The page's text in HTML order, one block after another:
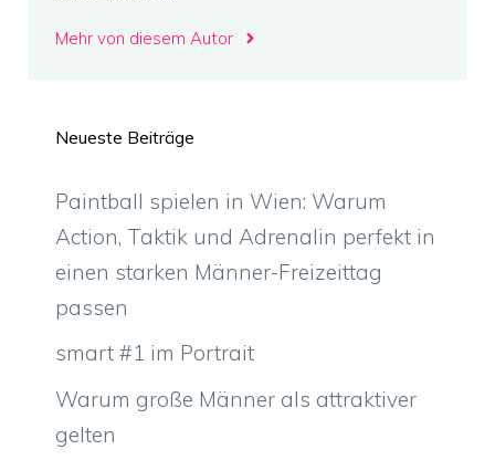
Mehr von diesem Autor
Neueste Beiträge
Paintball spielen in Wien: Warum
Action, Taktik und Adrenalin perfekt in
einen starken Männer-Freizeittag
passen
smart #1 im Portrait
Warum große Männer als attraktiver
gelten